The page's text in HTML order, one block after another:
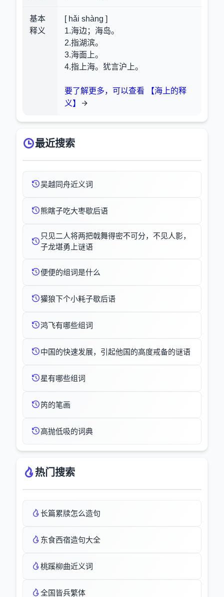
基本
释义
[ hǎi shàng ]
1.海边；海岛。
2.指湖滨。
3.海面上。
4.指上海。犹言沪上。
要了解更多，可以查看 【海上的释
义】
最近搜索
吴越同舟近义词
熊瞎子吃大枣歇后语
只见二人将两把戟舞得密不可分，不见人影，
子龙堪勇上谜语
便便的组词是什么
獾狼下个小耗子歇后语
鸿飞有哪些组词
中国的快速发展，引起他国的高度戒备的谜语
星有哪些组词
笍的笔画
高抛低吸的词典
热门搜索
长篇累牍怎么造句
东食西宿造句大全
桃蹊柳曲近义词
全国皆兵繁体